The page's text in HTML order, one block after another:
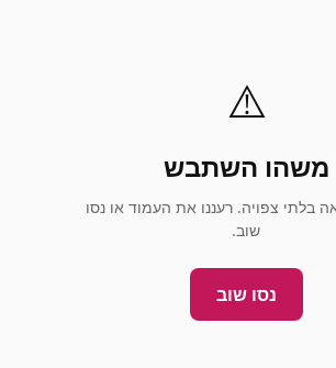
⚠️
משהו השתבש
בלתי צפויה. רעננו את העמוד או נסו
שוב.
נסו שוב